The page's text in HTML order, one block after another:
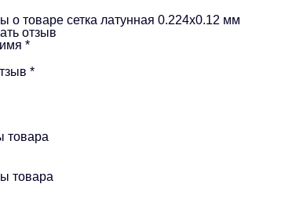
о товаре сетка латунная 0.224х0.12 мм
отзыв
*
*
товара
товара